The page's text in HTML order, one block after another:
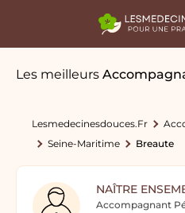
Les meilleurs
Lesmedecinesdouces.fr
Seine-Maritime
Breaute
NAÎTRE
Accompagnant